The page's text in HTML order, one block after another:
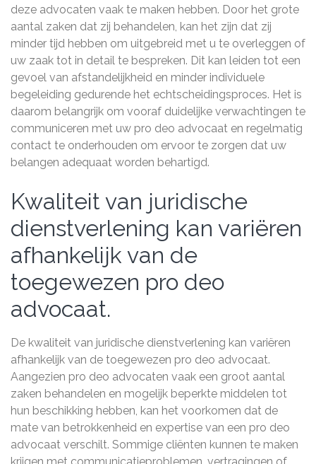
deze advocaten vaak te maken hebben. Door het grote
aantal zaken dat zij behandelen, kan het zijn dat zij
minder tijd hebben om uitgebreid met u te overleggen of
uw zaak tot in detail te bespreken. Dit kan leiden tot een
gevoel van afstandelijkheid en minder individuele
begeleiding gedurende het echtscheidingsproces. Het is
daarom belangrijk om vooraf duidelijke verwachtingen te
communiceren met uw pro deo advocaat en regelmatig
contact te onderhouden om ervoor te zorgen dat uw
belangen adequaat worden behartigd.
Kwaliteit van juridische
dienstverlening kan variëren
afhankelijk van de
toegewezen pro deo
advocaat.
De kwaliteit van juridische dienstverlening kan variëren
afhankelijk van de toegewezen pro deo advocaat.
Aangezien pro deo advocaten vaak een groot aantal
zaken behandelen en mogelijk beperkte middelen tot
hun beschikking hebben, kan het voorkomen dat de
mate van betrokkenheid en expertise van een pro deo
advocaat verschilt. Sommige cliënten kunnen te maken